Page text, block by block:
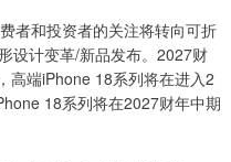
者和投资者的关注将转向可折
设计变革/新品发布。2027财
高端iPhone 18系列将在进入2
18系列将在2027财年中期